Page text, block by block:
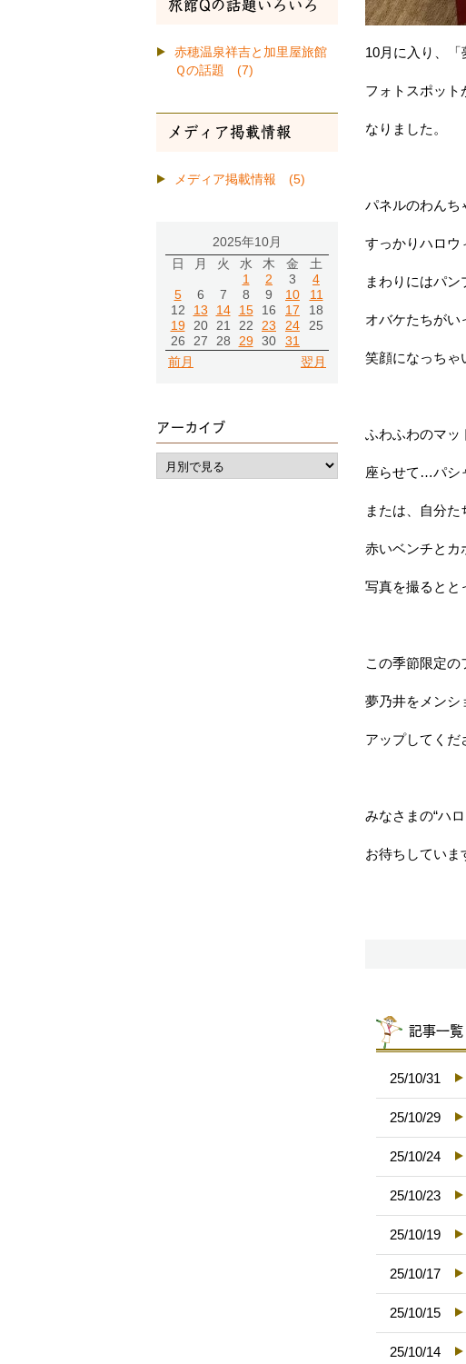
10月に入り、
フォトスポット
なりました。
パネルのわんち
すっかりハロウ
まわりにはパ
オバケたちがい
笑顔になっちゃ
ふわふわのマッ
座らせて…パシ
または、自分た
赤いベンチとカ
写真を撮るとと
この季節限定の
夢乃井をメンシ
アップしてくだ
みなさまの“ハ
お待ちしていま
記事一
25/10/31
25/10/29
25/10/24
25/10/23
25/10/19
25/10/17
25/10/15
25/10/14
旅館Qの話題いろいろ
赤穂温泉祥吉と加里屋旅館
Ｑの話題 (7)
メディア掲載情報
メディア掲載情報 (5)
2025年10月
日
月 火 水 木 金
土
1
2 3
4
5
6 7 8 9 10
11
12
13 14 15 16 17
18
19
20 21 22 23 24
25
26
27 28 29 30
31
前月
翌月
アーカイブ